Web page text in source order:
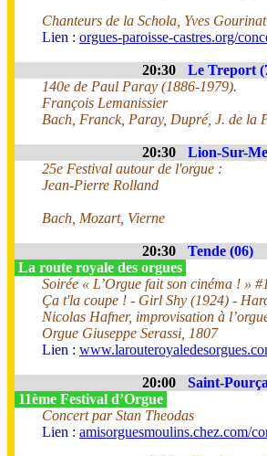
Chanteurs de la Schola, Yves Gourinat
Lien : orgues-paroisse-castres.org/
20:30
Le Treport
140e de Paul Paray (1886-1979).
François Lemanissier
Bach, Franck, Paray, Dupré, J. de la
20:30
Lion-Sur-
25e Festival autour de l'orgue :
Jean-Pierre Rolland
Bach, Mozart, Vierne
20:30
Tende (06)
La route royale des orgues
Soirée « L’Orgue fait son cinéma ! » #1
Ça t'la coupe ! - Girl Shy (1924) -
Nicolas Hafner, improvisation à
Orgue Giuseppe Serassi, 1807
Lien :
20:00
Saint-
11ème Festival d’Orgue
Concert par Stan Theodas
Lien : amisorguesmoulins.chez.com/